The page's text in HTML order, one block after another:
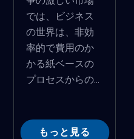
では、ビジネス
の世界は、非効
率的で費用のか
かる紙ベースの
プロセスからの...
もっと見る